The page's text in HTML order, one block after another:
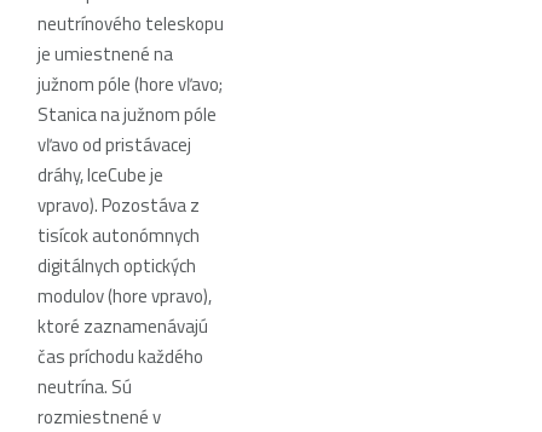
neutrínového teleskopu
je umiestnené na
južnom póle (hore vľavo;
Stanica na južnom póle
vľavo od pristávacej
dráhy, IceCube je
vpravo). Pozostáva z
tisícok autonómnych
digitálnych optických
modulov (hore vpravo),
ktoré zaznamenávajú
čas príchodu každého
neutrína. Sú
rozmiestnené v